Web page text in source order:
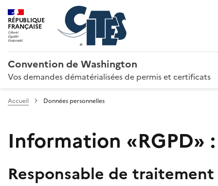
RÉPUBLIQUE
FRANÇAISE
Convention de Washington
Vos demandes dématérialisées de permis et certificats
Accueil Données personnelles
Information «RGPD»
Responsable de traitement